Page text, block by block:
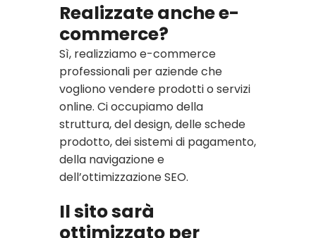
Realizzate anche e-
commerce?
Sì, realizziamo e-commerce
professionali per aziende che
vogliono vendere prodotti o servizi
online. Ci occupiamo della
struttura, del design, delle schede
prodotto, dei sistemi di pagamento,
della navigazione e
dell’ottimizzazione SEO.
Il sito sarà
ottimizzato per